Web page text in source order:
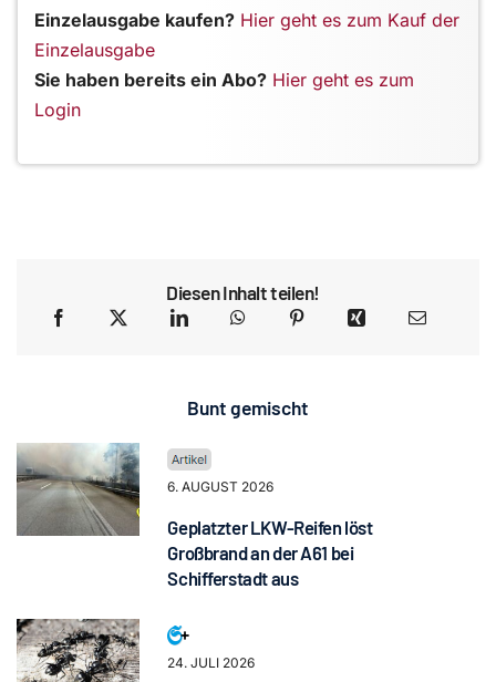
Einzelausgabe kaufen? Hier geht es zum Kauf der
Einzelausgabe
Sie haben bereits ein Abo? Hier geht es zum
Login
Diesen Inhalt teilen!
Bunt gemischt
6. AUGUST 2026
Geplatzter LKW-Reifen löst
Großbrand an der A61 bei
Schifferstadt aus
24. JULI 2026